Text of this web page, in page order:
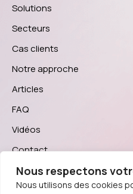
Nous respectons
Nous utilisons des cookies
Solutions
Secteurs
Cas clients
Notre approche
Articles
FAQ
Vidéos
Contact
Réseau sociaux